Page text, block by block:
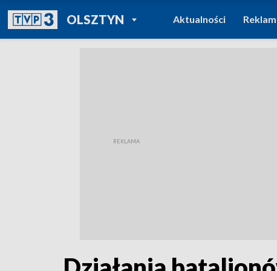
OLSZTYNPOWRÓT DO
TVP REGIONY
Aktualności